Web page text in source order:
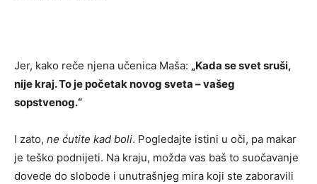
Jer, kako reče njena učenica Maša: „Kada se svet sruši,
nije kraj. To je početak novog sveta – vašeg
sopstvenog.“
I zato, ne ćutite kad boli. Pogledajte istini u oči, pa makar
je teško podnijeti. Na kraju, možda vas baš to suočavanje
dovede do slobode i unutrašnjeg mira koji ste zaboravili